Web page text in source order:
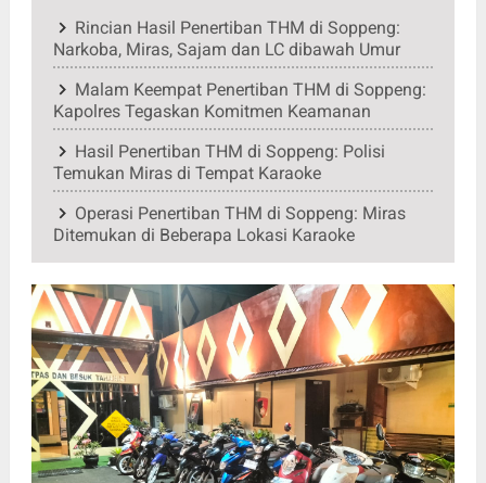
Rincian Hasil Penertiban THM di Soppeng:
Narkoba, Miras, Sajam dan LC dibawah Umur
Malam Keempat Penertiban THM di Soppeng:
Kapolres Tegaskan Komitmen Keamanan
Hasil Penertiban THM di Soppeng: Polisi
Temukan Miras di Tempat Karaoke
Operasi Penertiban THM di Soppeng: Miras
Ditemukan di Beberapa Lokasi Karaoke